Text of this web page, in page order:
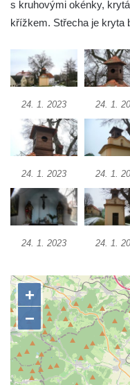
Křížová cesta Římov –
Křížová cesta Římov
Cyrénský pomáhá
Popravní brána
Křížová cesta Římov
Veronika potkává
Křížová cesta Římov
kříž nesoucí potkává
Křížová cesta Římov
Ježíše vložen kříž
Pilát
Křížová cesta Římov
Herodesa
Křížová cesta Římov
Pilát
s kruhovými okénky,
křížkem. Střecha je kryta
24. 1. 2023 24. 1.
24. 1. 2023 24. 1.
24. 1. 2023 24. 1.